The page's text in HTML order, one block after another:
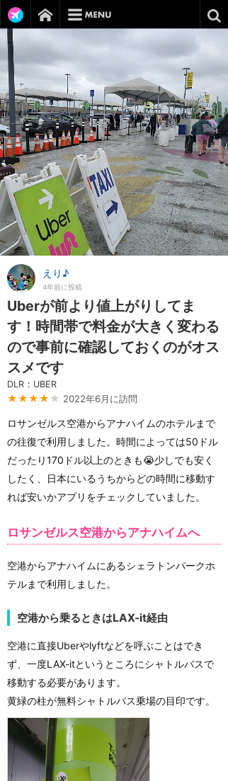
えり♪
4年前に投稿
Uberが前より値上がりしてま
す！時間帯で料金が大きく変わる
ので事前に確認しておくのがオス
スメです
DLR：UBER
★★★★ ★ 2022年6月に訪問
ロサンゼルス空港からアナハイムのホテルまで
の往復で利用しました。時間によっては50ドル
だったり170ドル以上のときも😭少しでも安く
したく、日本にいるうちからどの時間に移動す
れば安いかアプリをチェックしていました。
ロサンゼルス空港からアナハイムへ
空港からアナハイムにあるシェラトンパークホ
テルまで利用しました。
空港から乗るときはLAX-it経由
空港に直接Uberやlyftなどを呼ぶことはでき
ず、一度LAX-itというところにシャトルバスで
移動する必要があります。
黄緑の柱が無料シャトルバス乗場の目印です。